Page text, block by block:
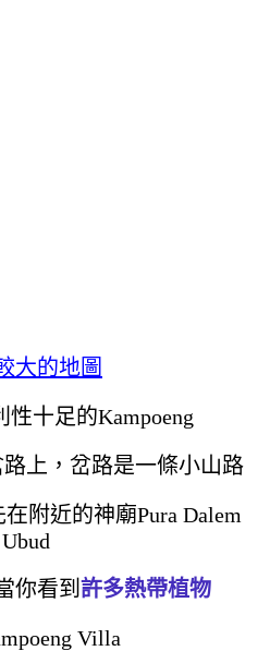
大的地圖
十足的Kampoeng
上，岔路是一條小山路
附近的神廟Pura Dalem
Ubud
你看到 許多熱帶植物
Villa